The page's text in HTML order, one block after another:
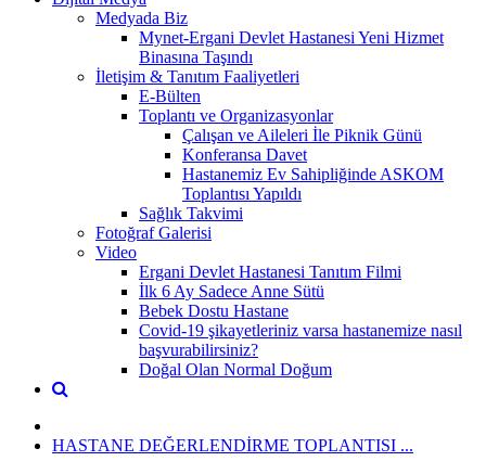
Medyada Biz
Mynet-Ergani Devlet Hastanesi Yeni Hizmet
Binasına Taşındı
İletişim & Tanıtım Faaliyetleri
E-Bülten
Toplantı ve Organizasyonlar
Çalışan ve Aileleri İle Piknik Günü
Konferansa Davet
Hastanemiz Ev Sahipliğinde ASKOM
Toplantısı Yapıldı
Sağlık Takvimi
Fotoğraf Galerisi
Video
Ergani Devlet Hastanesi Tanıtım Filmi
İlk 6 Ay Sadece Anne Sütü
Bebek Dostu Hastane
Covid-19 şikayetleriniz varsa hastanemize nasıl
başvurabilirsiniz?
Doğal Olan Normal Doğum
HASTANE DEĞERLENDİRME TOPLANTISI ...